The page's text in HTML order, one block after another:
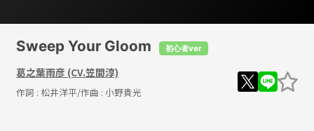
Sweep Your Gloom 初心者ver
葛之葉雨彦 (CV.笠間淳)
作詞 : 松井洋平/作曲 : 小野貴光